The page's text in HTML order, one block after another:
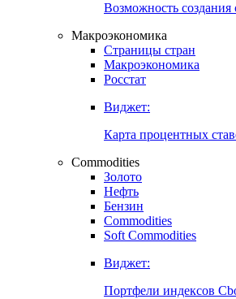
Ставки центральных
Создать индекс
Возможность создания
Страницы стран
Росстат
Виджет:
Карта процентных
Commodities
Золото
Бензин
Soft Commodities